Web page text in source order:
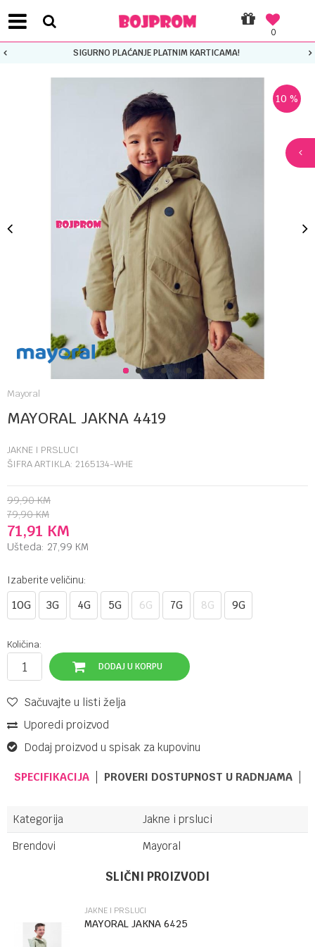
0
SIGURNO PLAĆANJE PLATNIM KARTICAMA!
1 2 3 4 5 6
10 %
Mayoral
MAYORAL JAKNA 4419
JAKNE I PRSLUCI
ŠIFRA ARTIKLA: 2165134-WHE
99,90 KM
79,90 KM
71,91 KM
Ušteda: 27,99 KM
Izaberite veličinu:
10G 3G 4G 5G 6G 7G 8G 9G
Količina:
DODAJ U KORPU
Sačuvajte u listi želja
Uporedi proizvod
Dodaj proizvod u spisak za kupovinu
SPECIFIKACIJA PROVERI DOSTUPNOST U RADNJAMA
Kategorija
Jakne i prsluci
Brendovi
Mayoral
SLIČNI PROIZVODI
JAKNE I PRSLUCI
MAYORAL JAKNA 6425